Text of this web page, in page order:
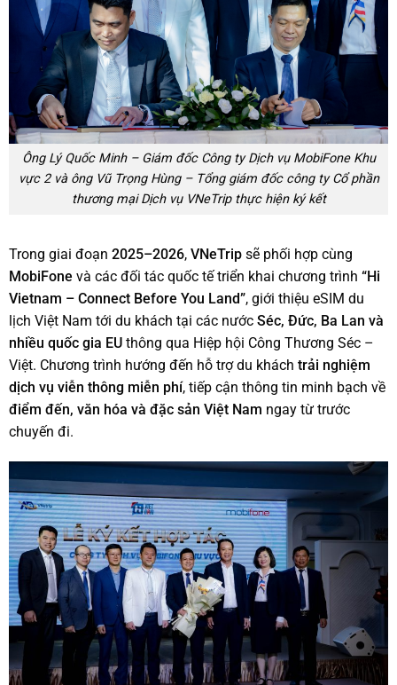
Ông Lý Quốc Minh – Giám đốc Công ty Dịch vụ MobiFone Khu
vực 2 và ông Vũ Trọng Hùng – Tổng giám đốc công ty Cổ phần
thương mại Dịch vụ VNeTrip thực hiện ký kết
Trong giai đoạn 2025–2026, VNeTrip sẽ phối hợp cùng
MobiFone và các đối tác quốc tế triển khai chương trình “Hi
Vietnam – Connect Before You Land”, giới thiệu eSIM du
lịch Việt Nam tới du khách tại các nước Séc, Đức, Ba Lan và
nhiều quốc gia EU thông qua Hiệp hội Công Thương Séc –
Việt. Chương trình hướng đến hỗ trợ du khách trải nghiệm
dịch vụ viễn thông miễn phí, tiếp cận thông tin minh bạch về
điểm đến, văn hóa và đặc sản Việt Nam ngay từ trước
chuyến đi.